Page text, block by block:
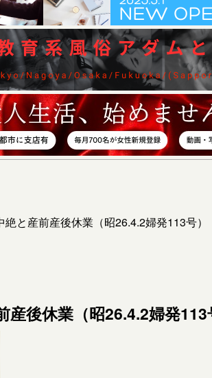
絶と産前産後休業（昭26.4.2婦発113号）
産後休業（昭26.4.2婦発113